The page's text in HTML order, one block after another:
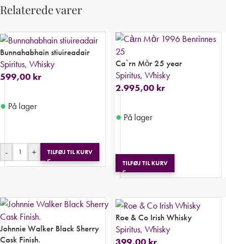
Relaterede varer
Bunnahabhain stiuireadair
Spiritus, Whisky
599,00 kr
● På lager
- + TILFØJ TIL KURV
Ca`rn Mòr 25 year
Spiritus, Whisky
2.995,00 kr
● På lager
TILFØJ TIL KURV
Johnnie Walker Black Sherry
Cask Finish.
Roe & Co Irish Whisky
Spiritus, Whisky
399,00 kr